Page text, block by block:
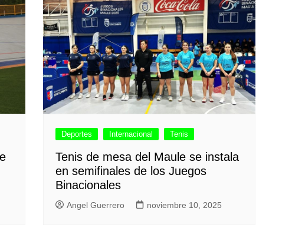
Deportes Internacional Tenis
Tenis de mesa del Maule se instala
en semifinales de los Juegos
Binacionales
Angel Guerrero noviembre 10, 2025